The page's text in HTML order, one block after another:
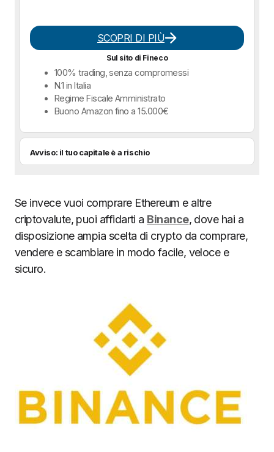
SCOPRI DI PIÙ
Sul sito di Fineco
100% trading, senza compromessi
N.1 in Italia
Regime Fiscale Amministrato
Buono Amazon fino a 15.000€
Avviso: il tuo capitale è a rischio
Se invece vuoi comprare Ethereum e altre
criptovalute, puoi affidarti a Binance, dove hai a
disposizione ampia scelta di crypto da comprare,
vendere e scambiare in modo facile, veloce e
sicuro.